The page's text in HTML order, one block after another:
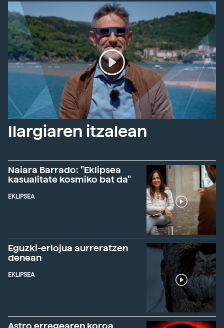
Ilargiaren itzalean
Naiara Barrado: "Eklipsea
kasualitate kosmiko bat da"
EKLIPSEA
Eguzki-erlojua aurreratzen
denean
EKLIPSEA